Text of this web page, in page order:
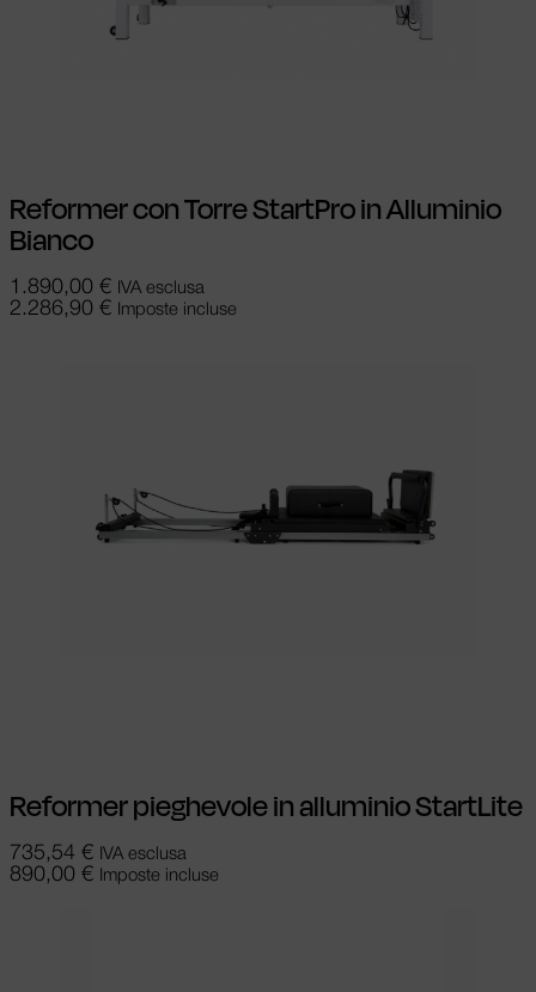
Reformer con Torre StartPro in Alluminio
Bianco
1.890,00 € IVA esclusa
2.286,90 € Imposte incluse
Reformer pieghevole in alluminio StartLite
735,54 € IVA esclusa
890,00 € Imposte incluse